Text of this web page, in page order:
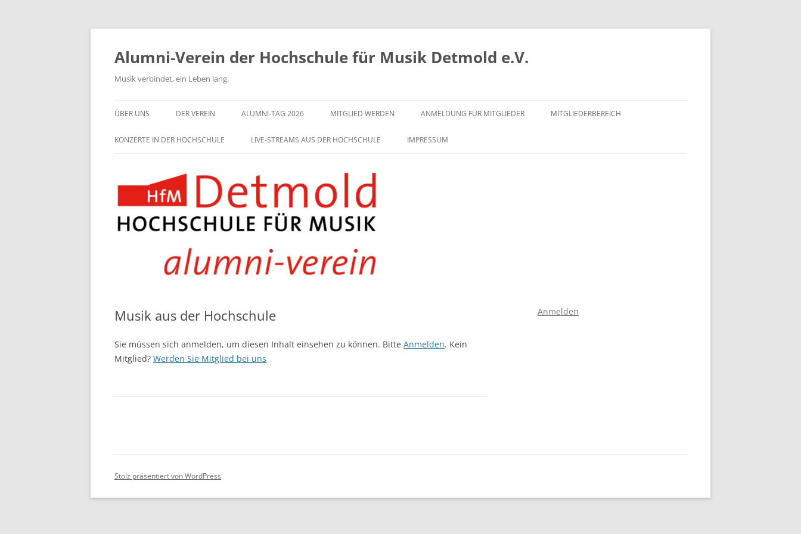
Zum
springen
Alumni-Verein der Hochschule für Musik Detmold e.V.
Musik verbindet, ein Leben lang.
ÜBER UNS DER VEREIN ALUMNI-TAG 2026 MITGLIED WERDEN ANMELDUNG FÜR MITGLIEDER MITGLIEDERBEREICH
KONZERTE IN DER HOCHSCHULE LIVE-STREAMS AUS DER HOCHSCHULE IMPRESSUM
Musik aus der Hochschule
Sie müssen sich anmelden, um diesen Inhalt einsehen zu können. Bitte Anmelden. Kein
Mitglied? Werden Sie Mitglied bei uns
Anmelden
Stolz präsentiert von WordPress